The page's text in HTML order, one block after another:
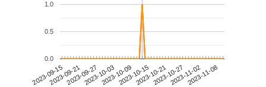
2023-09-152023-09-212023-09-272023-10-032023-10-092023-10-152023-10-212023-10-272023-11-022023-11-08
0.0
0.5
1.0